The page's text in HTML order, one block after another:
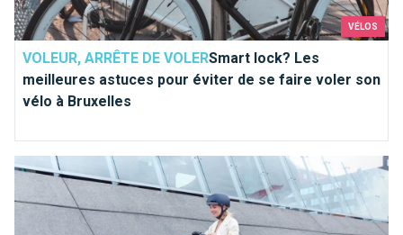
VÉLOS
VOLEUR, ARRÊTE DE VOLERSmart lock? Les
meilleures astuces pour éviter de se faire voler son
vélo à Bruxelles
Tout sur le vélo cargo électrique à Bruxelles : prime, location,